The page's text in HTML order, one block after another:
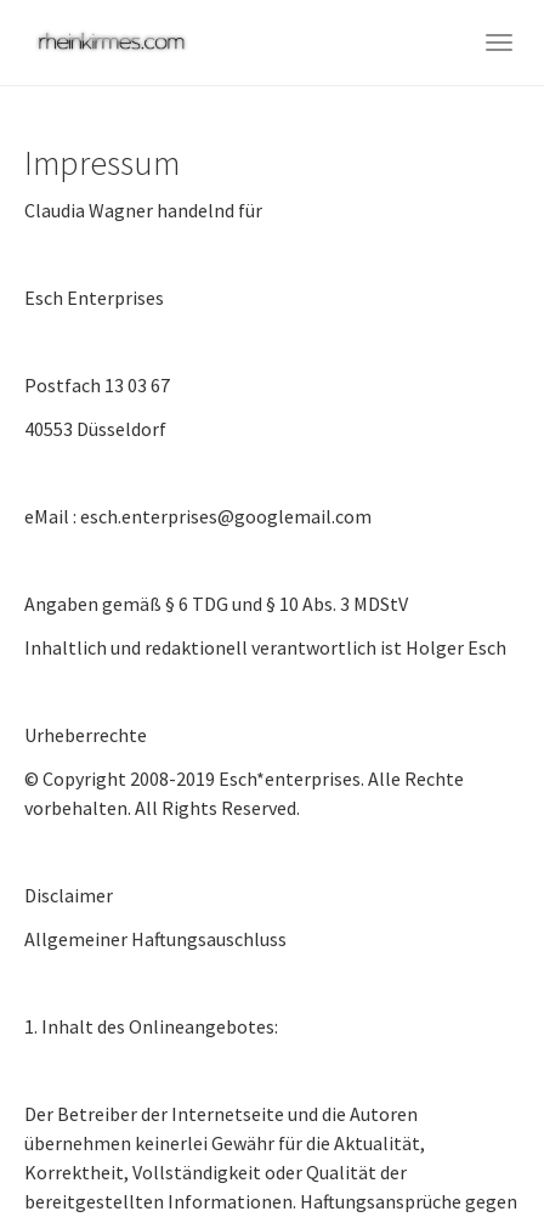
Impressum
Claudia Wagner handelnd für
Esch Enterprises
Postfach 13 03 67
40553 Düsseldorf
eMail : esch.enterprises@googlemail.com
Angaben gemäß § 6 TDG und § 10 Abs. 3 MDStV
Inhaltlich und redaktionell verantwortlich ist Holger Esch
Urheberrechte
© Copyright 2008-2019 Esch*enterprises. Alle Rechte
vorbehalten. All Rights Reserved.
Disclaimer
Allgemeiner Haftungsauschluss
1. Inhalt des Onlineangebotes:
Der Betreiber der Internetseite und die Autoren
übernehmen keinerlei Gewähr für die Aktualität,
Korrektheit, Vollständigkeit oder Qualität der
bereitgestellten Informationen. Haftungsansprüche gegen